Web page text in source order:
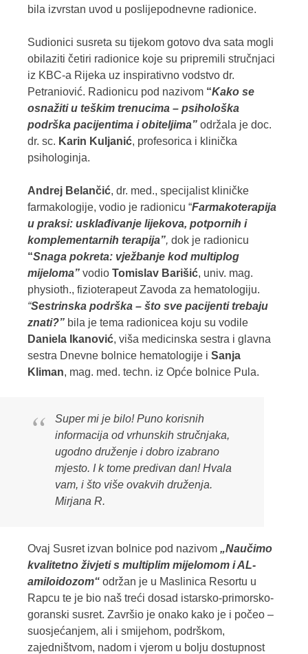
bila izvrstan uvod u poslijepodnevne radionice.
Sudionici susreta su tijekom gotovo dva sata mogli
obilaziti četiri radionice koje su pripremili stručnjaci
iz KBC-a Rijeka uz inspirativno vodstvo dr.
Petraniović. Radionicu pod nazivom “Kako se
osnažiti u teškim trenucima – psihološka
podrška pacijentima i obiteljima” održala je doc.
dr. sc. Karin Kuljanić, profesorica i klinička
psihologinja.
Andrej Belančić, dr. med., specijalist kliničke
farmakologije, vodio je radionicu “Farmakoterapija
u praksi: usklađivanje lijekova, potpornih i
komplementarnih terapija”, dok je radionicu
“Snaga pokreta: vježbanje kod multiplog
mijeloma” vodio Tomislav Barišić, univ. mag.
physioth., fizioterapeut Zavoda za hematologiju.
“Sestrinska podrška – što sve pacijenti trebaju
znati?” bila je tema radionicea koju su vodile
Daniela Ikanović, viša medicinska sestra i glavna
sestra Dnevne bolnice hematologije i Sanja
Kliman, mag. med. techn. iz Opće bolnice Pula.
Super mi je bilo! Puno korisnih
informacija od vrhunskih stručnjaka,
ugodno druženje i dobro izabrano
mjesto. I k tome predivan dan! Hvala
vam, i što više ovakvih druženja.
Mirjana R.
Ovaj Susret izvan bolnice pod nazivom „Naučimo
kvalitetno živjeti s multiplim mijelomom i AL-
amiloidozom“ održan je u Maslinica Resortu u
Rapcu te je bio naš treći dosad istarsko-primorsko-
goranski susret. Završio je onako kako je i počeo –
suosjećanjem, ali i smijehom, podrškom,
zajedništvom, nadom i vjerom u bolju dostupnost